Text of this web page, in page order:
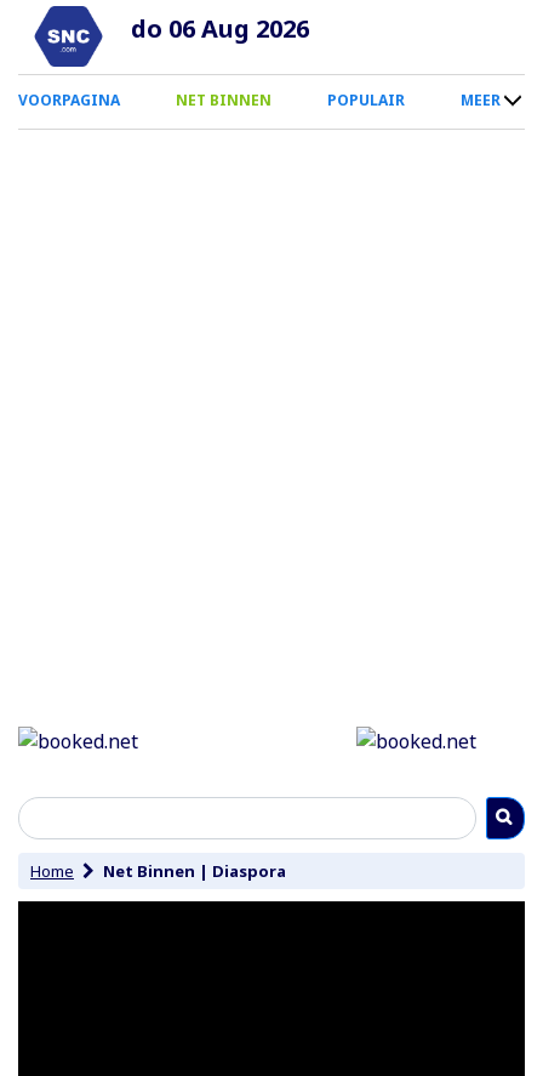
Overslaan
naar
inhoud
do 06 Aug 2026
0
Smartphone
VOORPAGINA NET BINNEN POPULAIR MEER
Home Net Binnen | Diaspora